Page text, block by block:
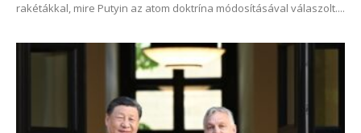
rakétákkal, mire Putyin az atom doktrína módosításával válaszolt....